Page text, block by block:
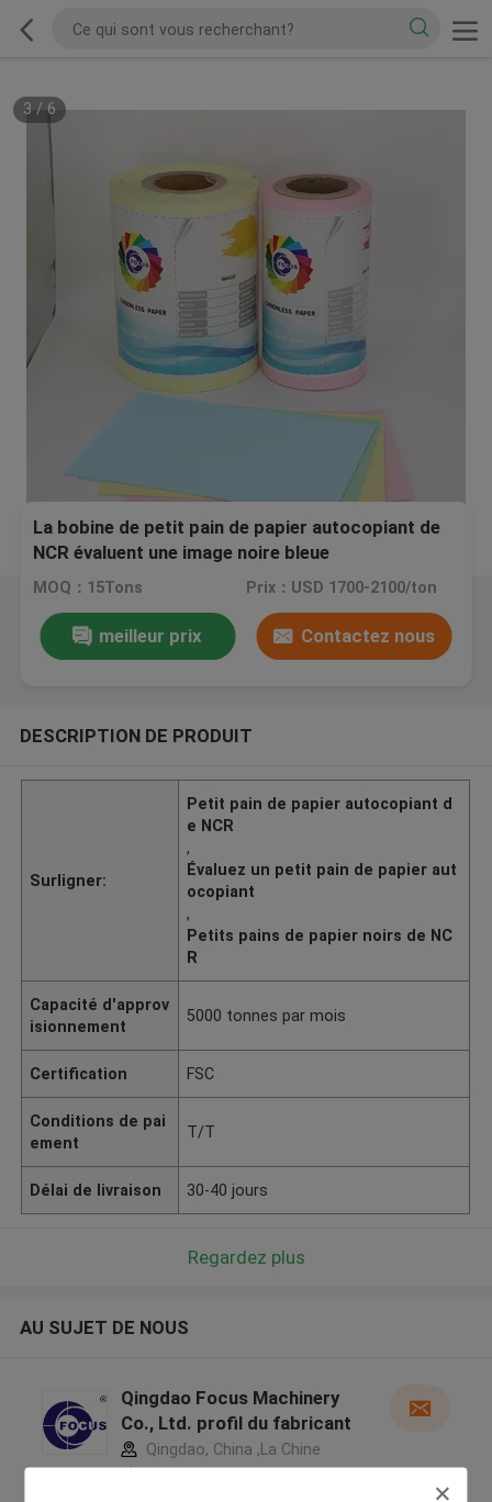
3 / 6
La bobine de petit pain de papier autocopiant de
NCR évaluent une image noire bleue
MOQ：15Tons Prix：USD 1700-2100/ton
meilleur prix Contactez nous
DESCRIPTION DE PRODUIT
Surligner:
Petit pain de papier autocopiant d
e NCR
,
Évaluez un petit pain de papier aut
ocopiant
,
Petits pains de papier noirs de NC
R
Capacité d'approv
isionnement
5000 tonnes par mois
Certification FSC
Conditions de pai
ement
T/T
Délai de livraison 30-40 jours
Regardez plus
AU SUJET DE NOUS
Qingdao Focus Machinery
Co., Ltd. profil du fabricant
Qingdao, China ,La Chine